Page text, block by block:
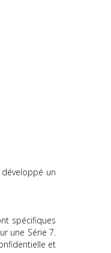
un
spécifiques
une Série 7.
et